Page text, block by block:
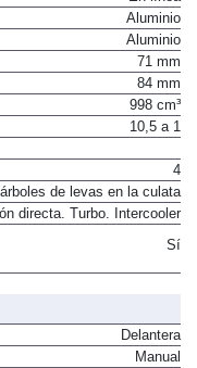
Aluminio
Aluminio
71 mm
84 mm
998 cm³
10,5 a 1
4
de levas en la culata
directa. Turbo. Intercooler
Sí
Delantera
Manual